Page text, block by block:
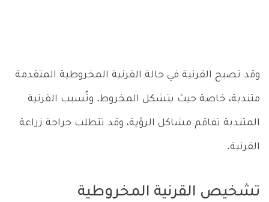
وقد تصبح القرنية في حالة القرنية المخروطية المتقدمة
متندبة، خاصة حيث يتشكل المخروط. وتُسبب القرنية
المتندبة تفاقم مشاكل الرؤية، وقد تتطلب جراحة زراعة
القرنية.
تشخيص القرنية المخروطية